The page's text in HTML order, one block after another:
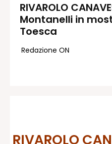
Redazione
Contatti
Lavora con noi
Condizioni di
RIVAROLO
Montanelli in
Toesca
Redazione ON
RIVAROLO